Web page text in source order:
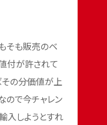
そも販売のベ
付が許されて
その分価値が上
ので今チャレン
入しようとすれ